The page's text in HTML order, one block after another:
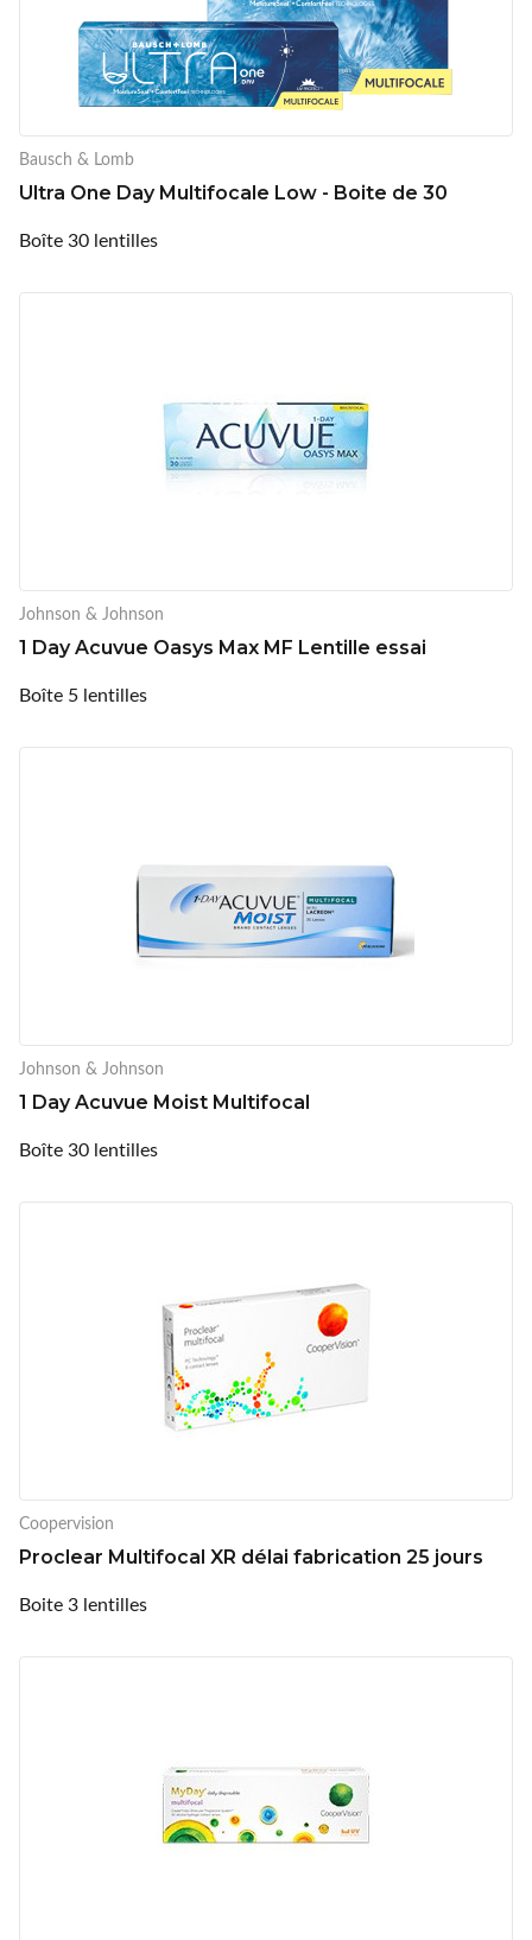
Bausch & Lomb
Ultra One Day Multifocale Low - Boite de 30
Boîte 30 lentilles
Johnson & Johnson
1 Day Acuvue Oasys Max MF Lentille essai
Boîte 5 lentilles
Johnson & Johnson
1 Day Acuvue Moist Multifocal
Boîte 30 lentilles
Coopervision
Proclear Multifocal XR délai fabrication 25 jours
Boite 3 lentilles